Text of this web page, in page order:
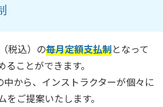
税込）の毎月定額支払制となって
ことができます。
中から、インストラクターが個々に
ご提案いたします。